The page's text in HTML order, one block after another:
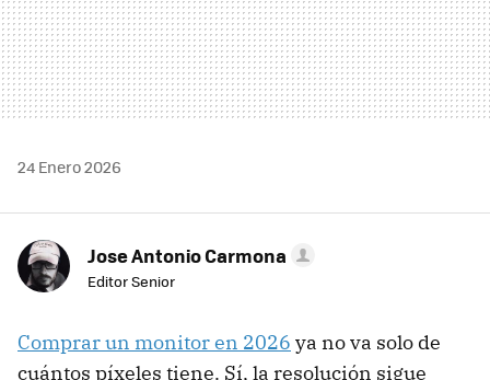
24 Enero 2026
Jose Antonio Carmona
Editor Senior
Comprar un monitor en 2026 ya no va solo de
cuántos píxeles tiene. Sí, la resolución sigue